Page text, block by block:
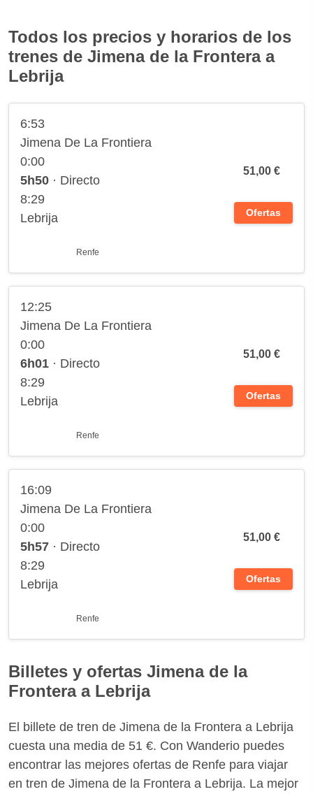
Todos los precios y horarios de los
trenes de Jimena de la Frontera a
Lebrija
6:53
Jimena De La Frontiera
0:00
5h50 · Directo
8:29
Lebrija
Renfe
51,00 €
Ofertas
12:25
Jimena De La Frontiera
0:00
6h01 · Directo
8:29
Lebrija
Renfe
51,00 €
Ofertas
16:09
Jimena De La Frontiera
0:00
5h57 · Directo
8:29
Lebrija
Renfe
51,00 €
Ofertas
Billetes y ofertas Jimena de la
Frontera a Lebrija
El billete de tren de Jimena de la Frontera a Lebrija
cuesta una media de 51 €. Con Wanderio puedes
encontrar las mejores ofertas de Renfe para viajar
en tren de Jimena de la Frontera a Lebrija. La mejor